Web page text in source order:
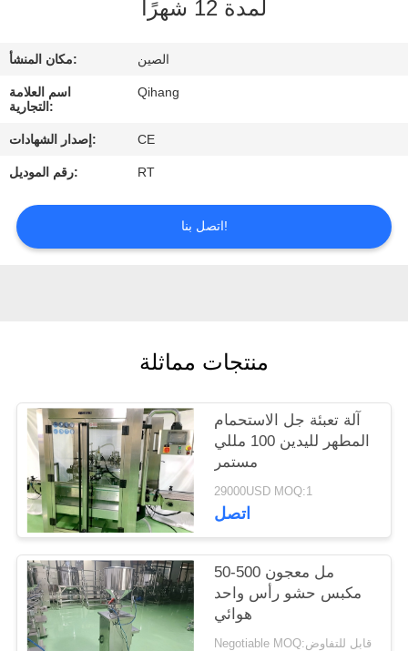
الجودة
اتصل
بنا
اقتباس
لمدة 12 شهرًا
مكان المنشأ: الصين
اسم العلامة
التجارية:
Qihang
إصدار الشهادات: CE
رقم الموديل: RT
اتصل بنا!
منتجات مماثلة
آلة تعبئة جل الاستحمام
المطهر لليدين 100 مللي
مستمر
29000USD MOQ:1
اتصل
50-500 مل معجون
مكبس حشو رأس واحد
هوائي
Negotiable MOQ:قابل للتفاوض